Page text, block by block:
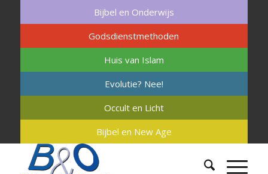
Bijbel en Onderwijs
Godsdienstmethoden
Huis van Islam
Evolutie? Nee!
Occult en Licht
Bijbel en New Age